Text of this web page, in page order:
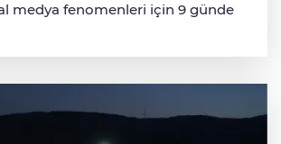
medya fenomenleri için 9 günde